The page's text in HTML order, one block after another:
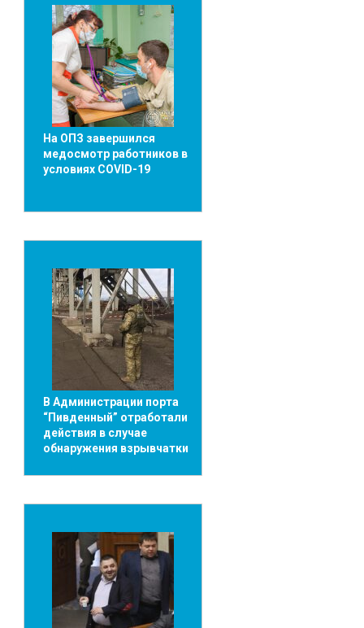
На ОПЗ завершился
медосмотр работников в
условиях COVID-19
В Администрации порта
“Пивденный” отработали
действия в случае
обнаружения взрывчатки